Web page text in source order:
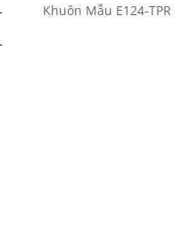
Khuôn Mẫu E124-TPR